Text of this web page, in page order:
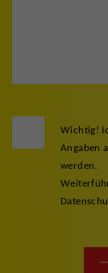
Wichtig!
Angaben
werden.